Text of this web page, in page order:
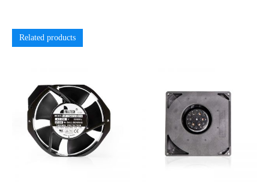
Related products